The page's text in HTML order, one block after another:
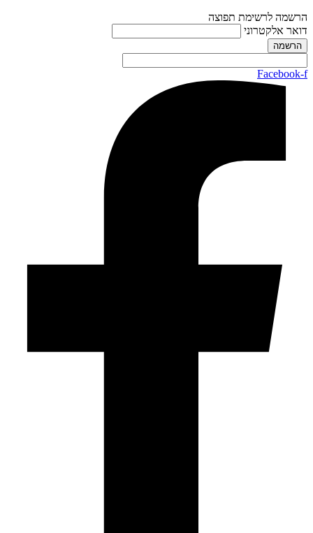
הרשמה לרשימת תפוצה
דואר אלקטרוני
Facebook-f